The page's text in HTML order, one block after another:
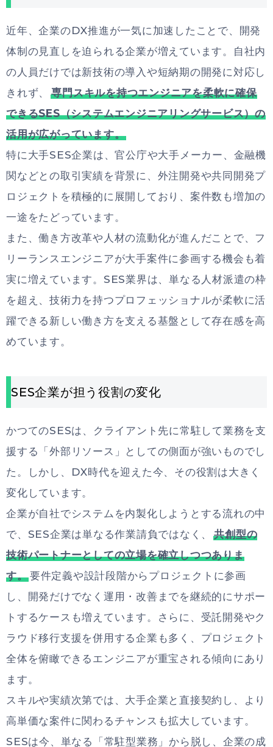
近年、企業のDX推進が一気に加速したことで、開発
体制の見直しを迫られる企業が増えています。自社内
の人員だけでは新技術の導入や短納期の開発に対応し
きれず、
専門スキルを持つエンジニアを柔軟に確保
できるSES（システムエンジニアリングサービス）の
活用が広がっています。
特に大手SES企業は、官公庁や大手メーカー、金融機
関などとの取引実績を背景に、外注開発や共同開発プ
ロジェクトを積極的に展開しており、案件数も増加の
一途をたどっています。
また、働き方改革や人材の流動化が進んだことで、フ
リーランスエンジニアが大手案件に参画する機会も着
実に増えています。SES業界は、単なる人材派遣の枠
を超え、技術力を持つプロフェッショナルが柔軟に活
躍できる新しい働き方を支える基盤として存在感を高
めています。
SES企業が担う役割の変化
かつてのSESは、クライアント先に常駐して業務を支
援する「外部リソース」としての側面が強いものでし
た。しかし、DX時代を迎えた今、その役割は大きく
変化しています。
企業が自社でシステムを内製化しようとする流れの中
で、SES企業は単なる作業請負ではなく、
共創型の
技術パートナーとしての立場を確立しつつありま
す。要件定義や設計段階からプロジェクトに参画
し、開発だけでなく運用・改善までを継続的にサポー
トするケースも増えています。さらに、受託開発やク
ラウド移行支援を併用する企業も多く、プロジェクト
全体を俯瞰できるエンジニアが重宝される傾向にあり
ます。
スキルや実績次第では、大手企業と直接契約し、より
高単価な案件に関わるチャンスも拡大しています。
SESは今、単なる「常駐型業務」から脱し、企業の成